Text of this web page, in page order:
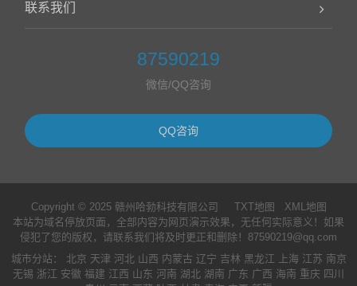
联系我们
87590219
微信/QQ咨询
QQ咨询
Copyright © 2025 赣州哈勃科技有限公司 TXT地图
XML地图
本站为域名停放页面，全部内容为网页演示效果，无任何实际意义！如果
侵犯了您的版权，请联系我们将及时更正和删除！87590219@qq.com
城市分站： 北京 天津 河北 山西 内蒙古 辽宁 吉林 黑龙江 上海 江苏 南京
无锡 浙江 安徽 福建 江西 山东 河南 湖北 湖南 广东 广西 海南 重庆 四川